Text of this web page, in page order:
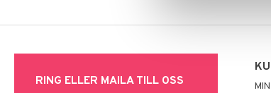
RING ELLER MAILA TILL OSS